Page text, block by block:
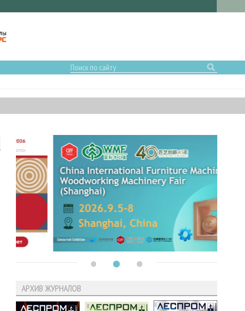
АРХИВ ЖУРНАЛОВ